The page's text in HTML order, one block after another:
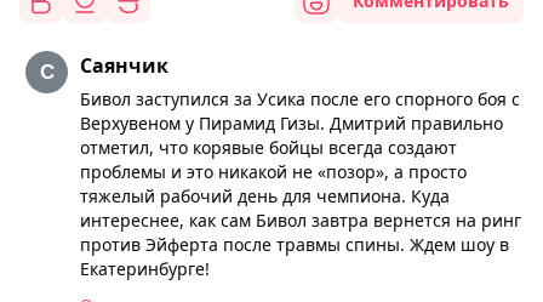
Саянчик
Бивол заступился за Усика после его спорного боя с
Верхувеном у Пирамид Гизы. Дмитрий правильно
отметил, что корявые бойцы всегда создают
проблемы и это никакой не «позор», а просто
тяжелый рабочий день для чемпиона. Куда
интереснее, как сам Бивол завтра вернется на ринг
против Эйферта после травмы спины. Ждем шоу в
Екатеринбурге!